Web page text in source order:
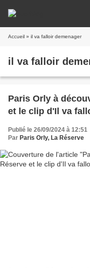
Accueil » il va falloir demenager
il va falloir
Paris Orly à
et le clip d'Il va
Publié le 26/09/2024 à 12:51
Par Paris Orly, La Réserve